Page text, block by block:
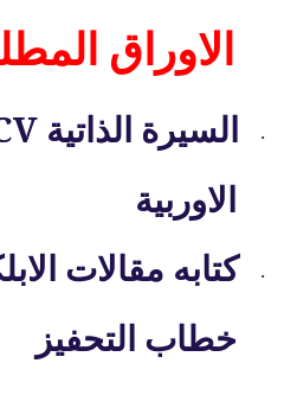
الاوراق
· السيرة الذاتية CV
الاوربية
·
كتابه مقالات
خطاب التحفيز